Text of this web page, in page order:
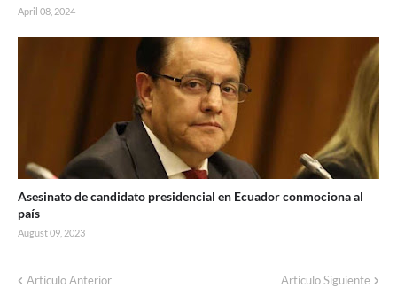
April 08, 2024
Asesinato de candidato presidencial en Ecuador conmociona al
país
August 09, 2023
Artículo Anterior Artículo Siguiente